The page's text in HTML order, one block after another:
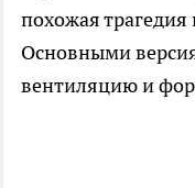
похожая
Основными
вентиляцию и